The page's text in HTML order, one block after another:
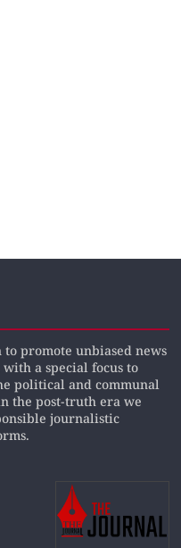
promote unbiased news
a special focus to
political and communal
the post-truth era we
journalistic